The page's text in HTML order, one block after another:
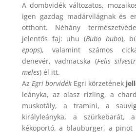
A dombvidék változatos,
igen gazdag madárvilágnak és
otthont. Néhány
jelentős faj: uhu (Bubo bubo),
epops), valamint számos
denevér, vadmacska (Felis
meles) él itt.
Az Egri borvidékEgri körzetének
leányka, az olasz rizling, a
muskotály, a tramini, a
királyleányka, a
kékoportó, a blauburger, a